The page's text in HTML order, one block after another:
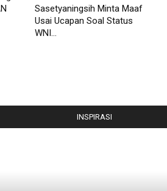
Sasetyaningsih Minta Maaf
Usai Ucapan Soal Status
WNI...
INSPIRASI